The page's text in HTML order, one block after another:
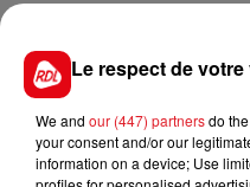
Une manifestation est
janvier, à 9 heures,
elle, par l’association
basée à Dunkerque.
Le respect de
We and our (447) partnersdo
your consent and/or our
information on a device; Use